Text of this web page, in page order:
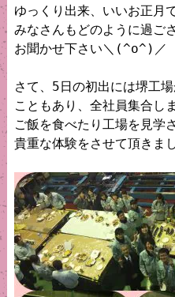
ゆっくり出来、いいお正月
みなさんもどのように過ご
お聞かせ下さい＼(^o^)／
さて、5日の初出には堺工
こともあり、全社員集合
ご飯を食べたり工場を見学
貴重な体験をさせて頂き